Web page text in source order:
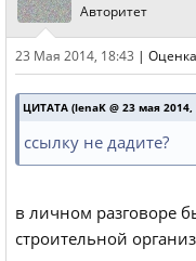
Авторитет
23 Мая 2014, 18:43 |
ЦИТАТА (lenaK @ 23 мая 2014,
ссылку не дадите?
в личном разговоре
строительной